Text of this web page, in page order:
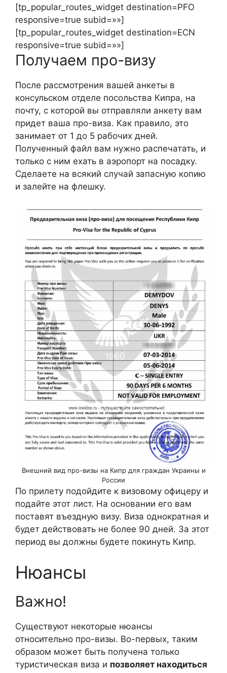
[tp_popular_routes_widget destination=PFO
responsive=true subid=»»]
[tp_popular_routes_widget destination=ECN
responsive=true subid=»»]
Получаем про-визу
После рассмотрения вашей анкеты в
консульском отделе посольства Кипра, на
почту, с которой вы отправляли анкету вам
придет ваша про-виза. Как правило, это
занимает от 1 до 5 рабочих дней.
Полученный файл вам нужно распечатать, и
только с ним ехать в аэропорт на посадку.
Сделаете на всякий случай запасную копию
и залейте на флешку.
Внешний вид про-визы на Кипр для граждан Украины и
России
По прилету подойдите к визовому офицеру и
подайте этот лист. На основании его вам
поставят въездную визу. Виза однократная и
будет действовать не более 90 дней. За этот
период вы должны будете покинуть Кипр.
Нюансы
Важно!
Существуют некоторые нюансы
относительно про-визы. Во-первых, таким
образом может быть получена только
туристическая виза и позволяет находиться